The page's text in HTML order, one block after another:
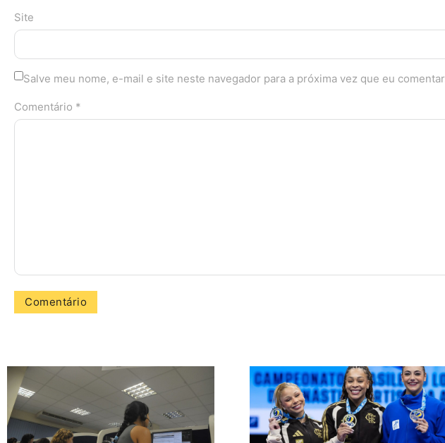
Site
Salve meu nome, e-mail e site neste navegador para a próxima vez que eu
Comentário *